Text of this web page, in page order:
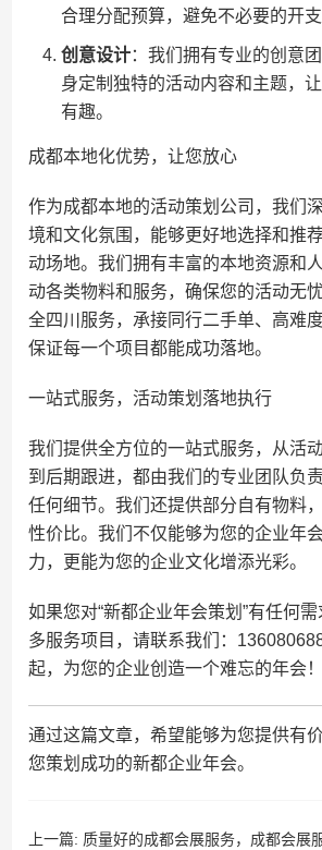
合理分配预算，避免不必要的开支
创意设计：我们拥有专业的创意
身定制独特的活动内容和主题，
有趣。
成都本地化优势，让您放心
作为成都本地的活动策划公司，我们
境和文化氛围，能够更好地选择和推
动场地。我们拥有丰富的本地资源和
动各类物料和服务，确保您的活动无
全四川服务，承接同行二手单、高难
保证每一个项目都能成功落地。
一站式服务，活动策划落地执行
我们提供全方位的一站式服务，从活
到后期跟进，都由我们的专业团队负
任何细节。我们还提供部分自有物料
性价比。我们不仅能够为您的企业年
力，更能为您的企业文化增添光彩。
如果您对“新都企业年会策划”有任何
多服务项目，请联系我们：
起，为您的企业创造一个难忘的年会！
通过这篇文章，希望能够为您提供有
您策划成功的新都企业年会。
上一篇: 质量好的成都会展服务，成都会展